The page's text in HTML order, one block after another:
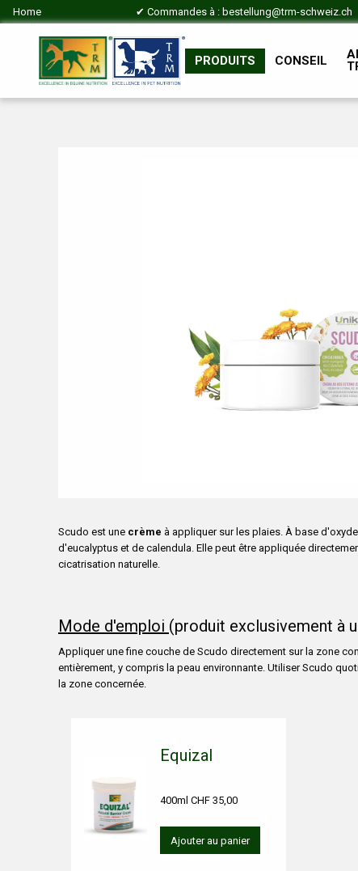
Home ✔ Commandes à : bestellung@trm-schweiz.ch
PRODUITS CONSEIL
Scudo est une crème à appliquer sur les plaies. À base
d'eucalyptus et de calendula. Elle peut être appliquée
cicatrisation naturelle.
Mode d'emploi (produit exclusivement à
Appliquer une fine couche de Scudo directement sur la zone
entièrement, y compris la peau environnante. Utiliser Scudo
la zone concernée.
Equizal
400ml CHF 35,00
Ajouter au panier